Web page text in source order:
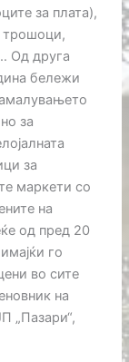
за плата),
трошоци,
Од друга
бележи
за
за
маркети со
на
од пред 20
го
во сите
на
„Пазари“,